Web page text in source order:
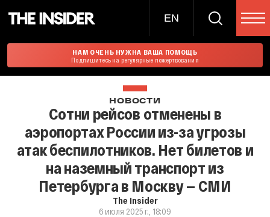
EN
НАМ ОЧЕНЬ НУЖНА ВАША ПОМОЩЬ
Подпишитесь на регулярные пожертвования
НОВОСТИ
Сотни рейсов отменены в
аэропортах России из-за угрозы
атак беспилотников. Нет билетов и
на наземный транспорт из
Петербурга в Москву — СМИ
The Insider
6 июля 2025 г., 18:09